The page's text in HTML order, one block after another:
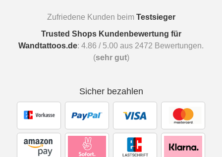
Zufriedene Kunden beim Testsieger
Trusted Shops Kundenbewertung für
Wandtattoos.de: 4.86 / 5.00 aus 2472 Bewertungen.
(sehr gut)
Sicher bezahlen